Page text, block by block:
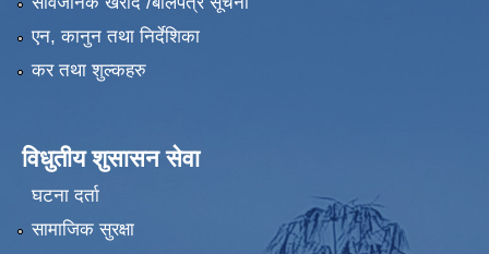
एन, कानुन तथा निर्देशिका
कर तथा शुल्कहरु
विधुतीय शुसासन सेवा
घटना दर्ता
सामाजिक सुरक्षा